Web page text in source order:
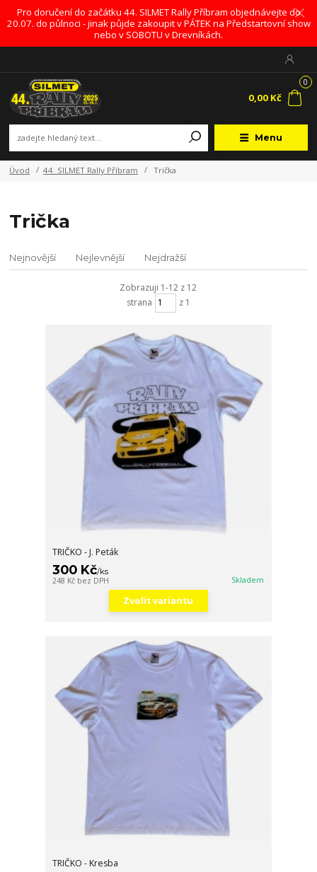
Pro doručení do začátku 44. SILMET Rally Příbram objednávejte do
20.07. do půlnoci - jinak půjde zakoupit v PÁTEK na Předstartovní show
nebo v SOBOTU v Drevníkách.
Menu
0
0,00 Kč
Úvod 44. SILMET Rally Příbram Trička
Trička
Nejnovější Nejlevnější Nejdražší
Zobrazuji 1-12 z 12
strana
z 1
TRIČKO - J. Peták
300 Kč/ks
248 Kč bez DPH Skladem
Zvolit variantu
TRIČKO - Kresba